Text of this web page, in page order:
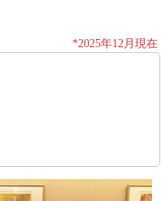
*2025年12月現在